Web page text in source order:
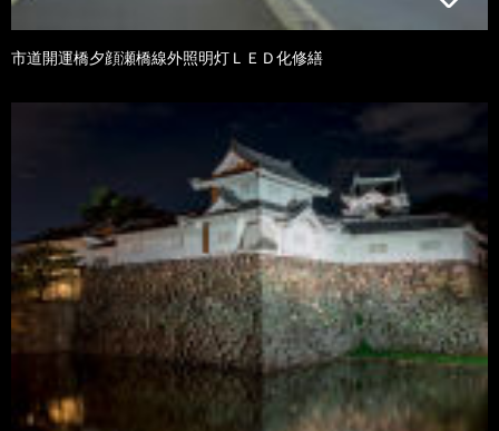
市道開運橋夕顔瀬橋線外照明灯ＬＥＤ化修繕